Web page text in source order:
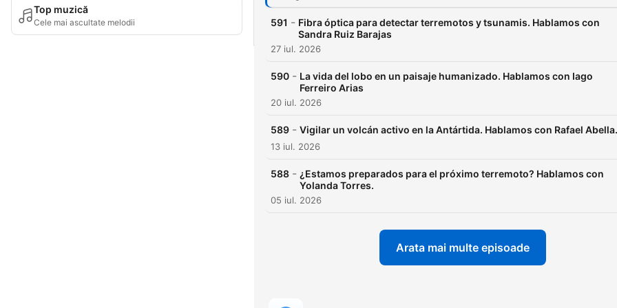
Top muzică
Cele mai ascultate melodii 591 - Fibra óptica para detectar terremotos y tsunamis. Hablamos con
Sandra Ruiz Barajas
27 iul. 2026
590 - La vida del lobo en un paisaje humanizado. Hablamos con Iago
Ferreiro Arias
20 iul. 2026
589 - Vigilar un volcán activo en la Antártida. Hablamos con Rafael Abella.
13 iul. 2026
588 - ¿Estamos preparados para el próximo terremoto? Hablamos con
Yolanda Torres.
05 iul. 2026
Arata mai multe episoade